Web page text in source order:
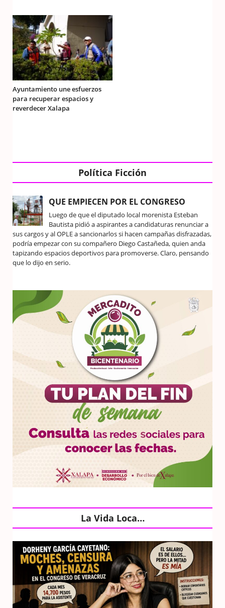
Ayuntamiento une esfuerzos
para recuperar espacios y
reverdecer Xalapa
Política Ficción
QUE EMPIECEN POR EL CONGRESO
Luego de que el diputado local morenista Esteban
Bautista pidió a aspirantes a candidaturas renunciar a
sus cargos y al OPLE a sancionarlos si hacen campañas disfrazadas,
podría empezar con su compañero Diego Castañeda, quien anda
tapizando espacios deportivos para promoverse. Claro, pensando
que lo dijo en serio.
La Vida Loca…